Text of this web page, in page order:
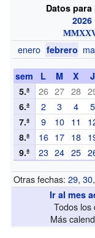
Datos
2026
enero febrero
sem L M X J
5.ª
26 27 28
6.ª 2 3 4 5
7.ª 9 10 11
8.ª 16 17 18
9.ª 23 24 25
Otras fechas:29,30
Ir al mes
Todos los
Más